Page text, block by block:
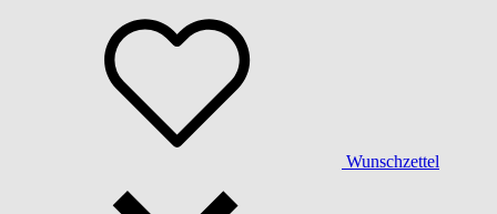
Wunschzettel